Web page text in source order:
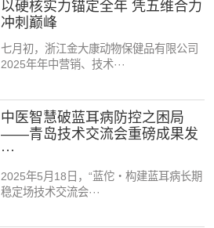
以硬核实力锚定全年 凭五维合力
冲刺巅峰
七月初，浙江金大康动物保健品有限公司
2025年年中营销、技术···
中医智慧破蓝耳病防控之困局
——青岛技术交流会重磅成果发
···
2025年5月18日，“蓝佗・构建蓝耳病长期
稳定场技术交流会···